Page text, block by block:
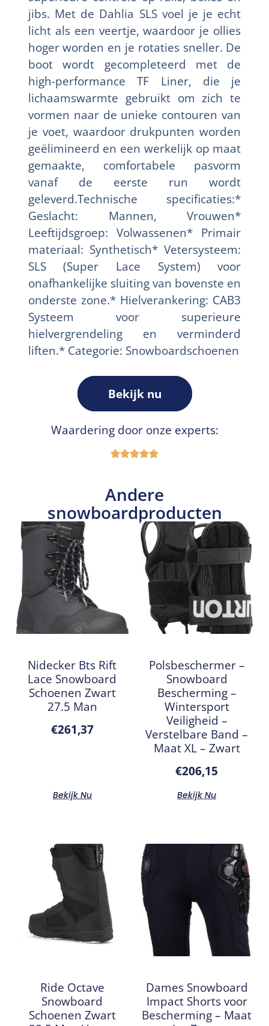
jibs. Met de Dahlia SLS voel je je echt
licht als een veertje, waardoor je ollies
hoger worden en je rotaties sneller. De
boot wordt gecompleteerd met de
high-performance TF Liner, die je
lichaamswarmte gebruikt om zich te
vormen naar de unieke contouren van
je voet, waardoor drukpunten worden
geëlimineerd en een werkelijk op maat
gemaakte, comfortabele pasvorm
vanaf de eerste run wordt
geleverd.Technische specificaties:*
Geslacht: Mannen, Vrouwen*
Leeftijdsgroep: Volwassenen* Primair
materiaal: Synthetisch* Vetersysteem:
SLS (Super Lace System) voor
onafhankelijke sluiting van bovenste en
onderste zone.* Hielverankering: CAB3
Systeem voor superieure
hielvergrendeling en verminderd
liften.* Categorie: Snowboardschoenen
Bekijk nu
Waardering door onze experts:
Andere
snowboardproducten
Nidecker Bts Rift
Lace Snowboard
Schoenen Zwart
27.5 Man
€261,37
Bekijk Nu
Polsbeschermer –
Snowboard
Bescherming –
Wintersport
Veiligheid –
Verstelbare Band –
Maat XL – Zwart
€206,15
Bekijk Nu
Ride Octave
Snowboard
Schoenen Zwart
Dames Snowboard
Impact Shorts voor
Bescherming – Maat